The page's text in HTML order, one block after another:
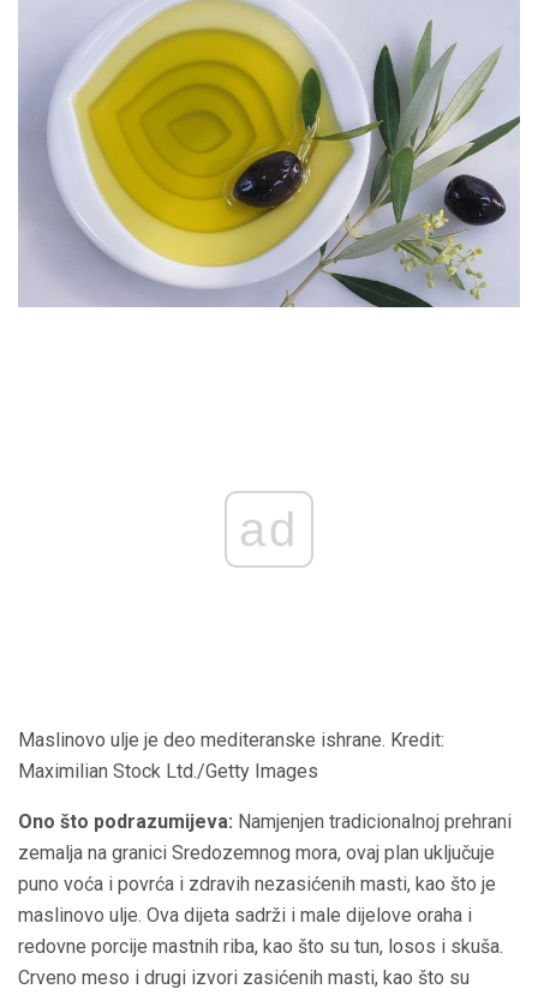
ad
Maslinovo ulje je deo mediteranske ishrane. Kredit:
Maximilian Stock Ltd./Getty Images
Ono što podrazumijeva: Namjenjen tradicionalnoj prehrani
zemalja na granici Sredozemnog mora, ovaj plan uključuje
puno voća i povrća i zdravih nezasićenih masti, kao što je
maslinovo ulje. Ova dijeta sadrži i male dijelove oraha i
redovne porcije mastnih riba, kao što su tun, losos i skuša.
Crveno meso i drugi izvori zasićenih masti, kao što su